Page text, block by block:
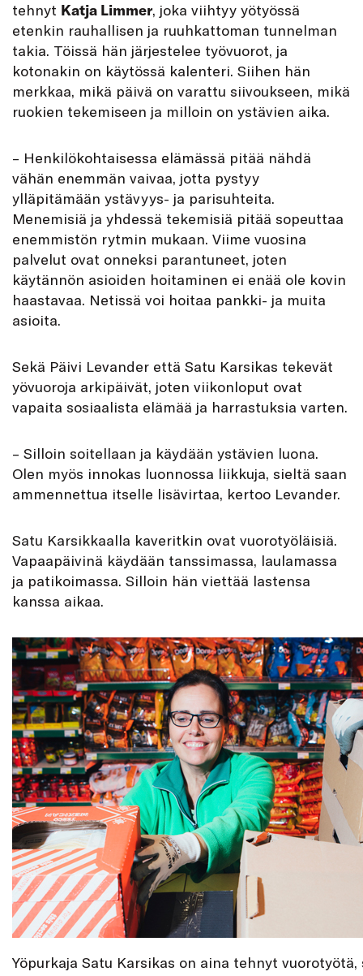
tehnyt Katja Limmer, joka viihtyy yötyössä
etenkin rauhallisen ja ruuhkattoman tunnelman
takia. Töissä hän järjestelee työvuorot, ja
kotonakin on käytössä kalenteri. Siihen hän
merkkaa, mikä päivä on varattu siivoukseen, mikä
ruokien tekemiseen ja milloin on ystävien aika.
– Henkilökohtaisessa elämässä pitää nähdä
vähän enemmän vaivaa, jotta pystyy
ylläpitämään ystävyys- ja parisuhteita.
Menemisiä ja yhdessä tekemisiä pitää sopeuttaa
enemmistön rytmin mukaan. Viime vuosina
palvelut ovat onneksi parantuneet, joten
käytännön asioiden hoitaminen ei enää ole kovin
haastavaa. Netissä voi hoitaa pankki- ja muita
asioita.
Sekä Päivi Levander että Satu Karsikas tekevät
yövuoroja arkipäivät, joten viikonloput ovat
vapaita sosiaalista elämää ja harrastuksia varten.
– Silloin soitellaan ja käydään ystävien luona.
Olen myös innokas luonnossa liikkuja, sieltä saan
ammennettua itselle lisävirtaa, kertoo Levander.
Satu Karsikkaalla kaveritkin ovat vuorotyöläisiä.
Vapaapäivinä käydään tanssimassa, laulamassa
ja patikoimassa. Silloin hän viettää lastensa
kanssa aikaa.
Yöpurkaja Satu Karsikas on aina tehnyt